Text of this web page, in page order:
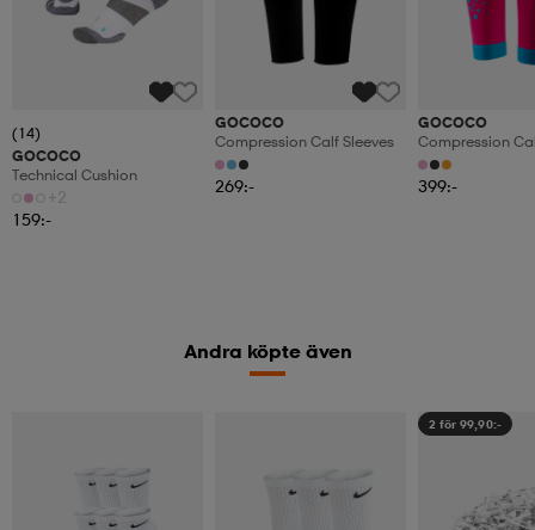
(14)
GOCOCO
Technical Cushion
+2
159:-
GOCOCO
Compression Calf Sleeves
269:-
GOCOCO
Compression
Superior
399:-
Andra köpte även
2 för 99,90:-